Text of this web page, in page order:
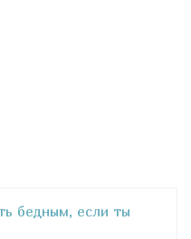
бедным, если ты